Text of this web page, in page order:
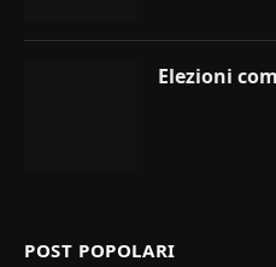
Elezioni
POST POPOLARI